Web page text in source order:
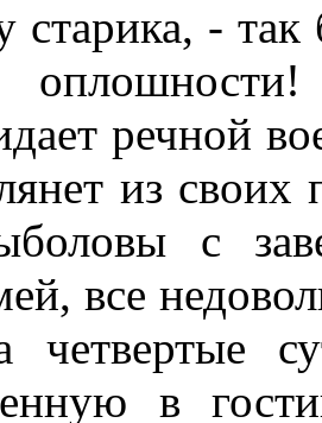
старика, -
речной
из
с
все
четвертые
в